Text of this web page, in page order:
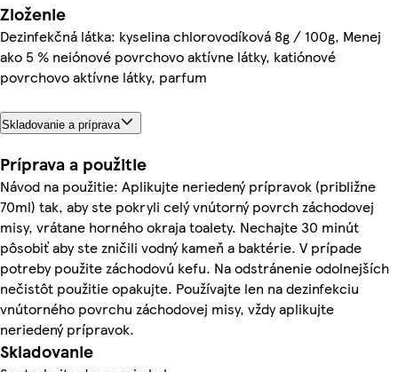
Zloženie
Dezinfekčná látka: kyselina chlorovodíková 8g / 100g, Menej
ako 5 % neiónové povrchovo aktívne látky, katiónové
povrchovo aktívne látky, parfum
Skladovanie a príprava
Príprava a použitie
Návod na použitie: Aplikujte neriedený prípravok (približne
70ml) tak, aby ste pokryli celý vnútorný povrch záchodovej
misy, vrátane horného okraja toalety. Nechajte 30 minút
pôsobiť aby ste zničili vodný kameň a baktérie. V prípade
potreby použite záchodovú kefu. Na odstránenie odolnejších
nečistôt použitie opakujte. Používajte len na dezinfekciu
vnútorného povrchu záchodovej misy, vždy aplikujte
neriedený prípravok.
Skladovanie